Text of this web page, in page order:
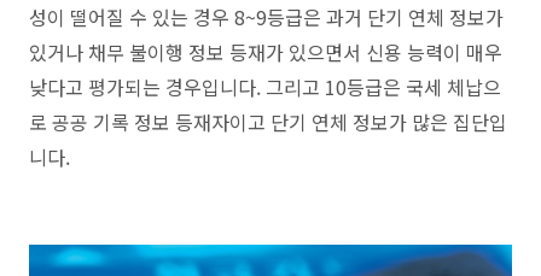
성이 떨어질 수 있는 경우 8~9등급은 과거 단기 연체 정보가
있거나 채무 불이행 정보 등재가 있으면서 신용 능력이 매우
낮다고 평가되는 경우입니다. 그리고 10등급은 국세 체납으
로 공공 기록 정보 등재자이고 단기 연체 정보가 많은 집단입
니다.